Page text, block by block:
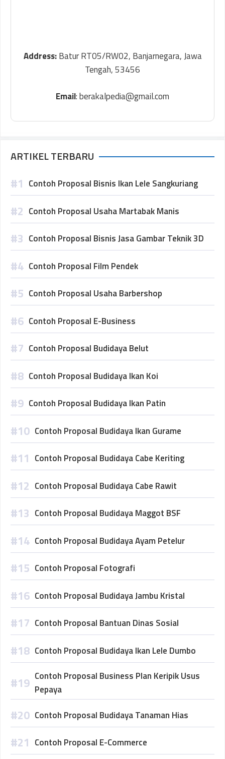
Address:Batur RT05/RW02, Banjarnegara, Jawa
Tengah, 53456
Email:berakalpedia@gmail.com
ARTIKEL TERBARU
Contoh Proposal Bisnis Ikan Lele Sangkuriang
Contoh Proposal Usaha Martabak Manis
Contoh Proposal Bisnis Jasa Gambar Teknik 3D
Contoh Proposal Film Pendek
Contoh Proposal Usaha Barbershop
Contoh Proposal E-Business
Contoh Proposal Budidaya Belut
Contoh Proposal Budidaya Ikan Koi
Contoh Proposal Budidaya Ikan Patin
Contoh Proposal Budidaya Ikan Gurame
Contoh Proposal Budidaya Cabe Keriting
Contoh Proposal Budidaya Cabe Rawit
Contoh Proposal Budidaya Maggot BSF
Contoh Proposal Budidaya Ayam Petelur
Contoh Proposal Fotografi
Contoh Proposal Budidaya Jambu Kristal
Contoh Proposal Bantuan Dinas Sosial
Contoh Proposal Budidaya Ikan Lele Dumbo
Contoh Proposal Business Plan Keripik Usus
Pepaya
Contoh Proposal Budidaya Tanaman Hias
Contoh Proposal E-Commerce